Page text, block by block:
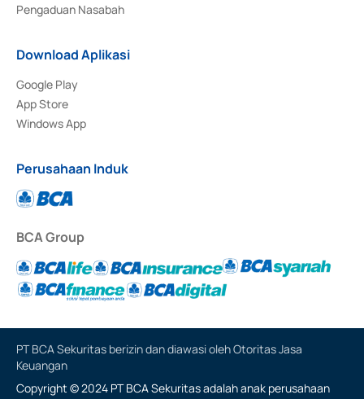
Pengaduan Nasabah
Download Aplikasi
Google Play
App Store
Windows App
Perusahaan Induk
BCA Group
PT BCA Sekuritas berizin dan diawasi oleh Otoritas Jasa
Keuangan
Copyright © 2024 PT BCA Sekuritas adalah anak perusahaan